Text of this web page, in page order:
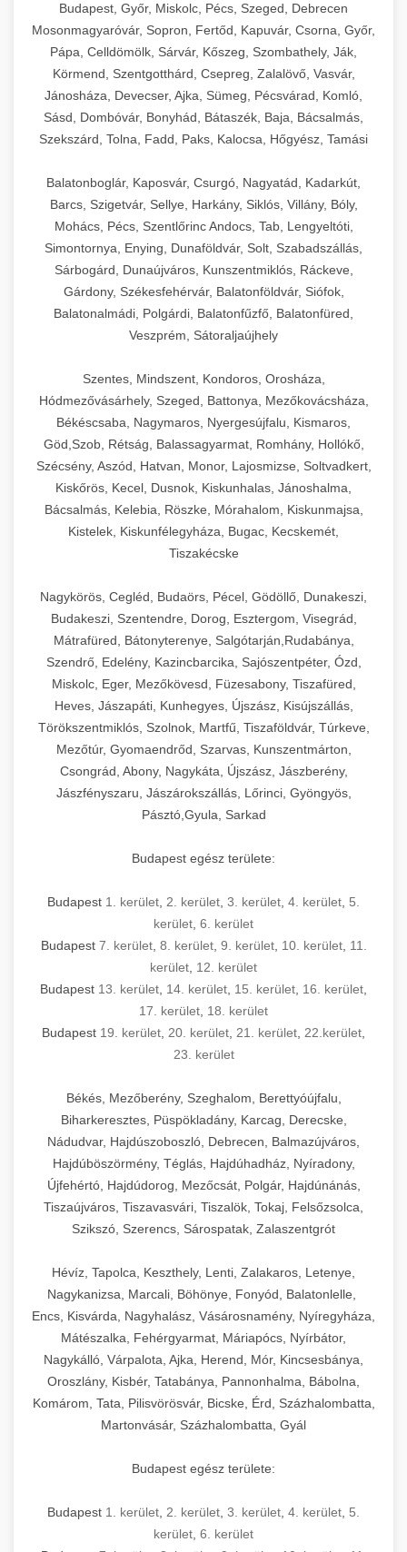
Budapest, Győr, Miskolc, Pécs, Szeged, Debrecen
Mosonmagyaróvár, Sopron, Fertőd, Kapuvár, Csorna, Győr,
Pápa, Celldömölk, Sárvár, Kőszeg, Szombathely, Ják,
Körmend, Szentgotthárd, Csepreg, Zalalövő, Vasvár,
Jánosháza, Devecser, Ajka, Sümeg, Pécsvárad, Komló,
Sásd, Dombóvár, Bonyhád, Bátaszék, Baja, Bácsalmás,
Szekszárd, Tolna, Fadd, Paks, Kalocsa, Hőgyész, Tamási
Balatonboglár, Kaposvár, Csurgó, Nagyatád, Kadarkút,
Barcs, Szigetvár, Sellye, Harkány, Siklós, Villány, Bóly,
Mohács, Pécs, Szentlőrinc Andocs, Tab, Lengyeltóti,
Simontornya, Enying, Dunaföldvár, Solt, Szabadszállás,
Sárbogárd, Dunaújváros, Kunszentmiklós, Ráckeve,
Gárdony, Székesfehérvár, Balatonföldvár, Siófok,
Balatonalmádi, Polgárdi, Balatonfűzfő, Balatonfüred,
Veszprém, Sátoraljaújhely
Szentes, Mindszent, Kondoros, Orosháza,
Hódmezővásárhely, Szeged, Battonya, Mezőkovácsháza,
Békéscsaba, Nagymaros, Nyergesújfalu, Kismaros,
Göd,Szob, Rétság, Balassagyarmat, Romhány, Hollókő,
Szécsény, Aszód, Hatvan, Monor, Lajosmizse, Soltvadkert,
Kiskőrös, Kecel, Dusnok, Kiskunhalas, Jánoshalma,
Bácsalmás, Kelebia, Röszke, Mórahalom, Kiskunmajsa,
Kistelek, Kiskunfélegyháza, Bugac, Kecskemét,
Tiszakécske
Nagykörös, Cegléd, Budaörs, Pécel, Gödöllő, Dunakeszi,
Budakeszi, Szentendre, Dorog, Esztergom, Visegrád,
Mátrafüred, Bátonyterenye, Salgótarján,Rudabánya,
Szendrő, Edelény, Kazincbarcika, Sajószentpéter, Ózd,
Miskolc, Eger, Mezőkövesd, Füzesabony, Tiszafüred,
Heves, Jászapáti, Kunhegyes, Újszász, Kisújszállás,
Törökszentmiklós, Szolnok, Martfű, Tiszaföldvár, Túrkeve,
Mezőtúr, Gyomaendrőd, Szarvas, Kunszentmárton,
Csongrád, Abony, Nagykáta, Újszász, Jászberény,
Jászfényszaru, Jászárokszállás, Lőrinci, Gyöngyös,
Pásztó,Gyula, Sarkad
Budapest egész területe:
Budapest 1. kerület 2. kerület 3. kerület 4. kerület 5.
kerület 6. kerület
Budapest 7. kerület, 8. kerület, 9. kerület, 10. kerület, 11.
kerület 12. kerület
Budapest 13. kerület 14. kerület 15. kerület 16. kerület
17. kerület 18. kerület
Budapest 19. kerület 20. kerület 21. kerület 22.kerület
23. kerület
Békés, Mezőberény, Szeghalom, Berettyóújfalu,
Biharkeresztes, Püspökladány, Karcag, Derecske,
Nádudvar, Hajdúszoboszló, Debrecen, Balmazújváros,
Hajdúböszörmény, Téglás, Hajdúhadház, Nyíradony,
Újfehértó, Hajdúdorog, Mezőcsát, Polgár, Hajdúnánás,
Tiszaújváros, Tiszavasvári, Tiszalök, Tokaj, Felsőzsolca,
Szikszó, Szerencs, Sárospatak, Zalaszentgrót
Hévíz, Tapolca, Keszthely, Lenti, Zalakaros, Letenye,
Nagykanizsa, Marcali, Böhönye, Fonyód, Balatonlelle,
Encs, Kisvárda, Nagyhalász, Vásárosnamény, Nyíregyháza,
Mátészalka, Fehérgyarmat, Máriapócs, Nyírbátor,
Nagykálló, Várpalota, Ajka, Herend, Mór, Kincsesbánya,
Oroszlány, Kisbér, Tatabánya, Pannonhalma, Bábolna,
Komárom, Tata, Pilisvörösvár, Bicske, Érd, Százhalombatta,
Martonvásár, Százhalombatta, Gyál
Budapest egész területe:
Budapest 1. kerület 2. kerület 3. kerület 4. kerület 5.
kerület 6. kerület